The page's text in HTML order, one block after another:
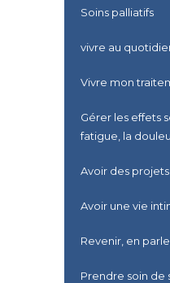
Soins palliatifs
vivre au
Vivre mon
Gérer les effets
fatigue, la
Avoir des projets
Avoir une vie
Revenir, en
Prendre soin de